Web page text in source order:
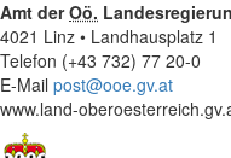
Amt derOö.
4021 Linz • Landhausplatz 1
Telefon (+43 732) 77 20-0
E-Mail post@ooe.gv.at
www.land-